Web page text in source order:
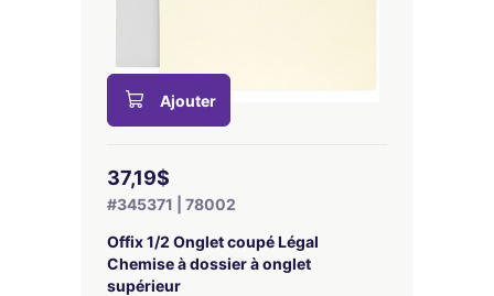
Ajouter
37,19$
#345371 | 78002
Offix 1/2 Onglet coupé Légal
Chemise à dossier à onglet
supérieur